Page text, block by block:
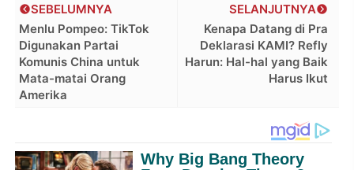
SELANJUTNYA
Kenapa Datang di Pra
Deklarasi KAMI? Refly
Harun: Hal-hal yang Baik
Harus Ikut
SEBELUMNYA
Menlu Pompeo: TikTok
Digunakan Partai
Komunis China untuk
Mata-matai Orang
Amerika